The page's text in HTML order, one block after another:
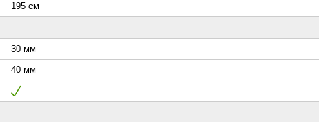
195 см
30 мм
40 мм